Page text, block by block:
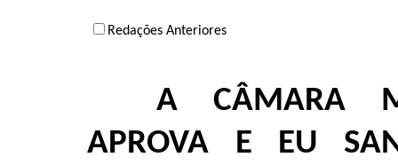
Redações Anteriores
A CÂMARA
APROVA E EU